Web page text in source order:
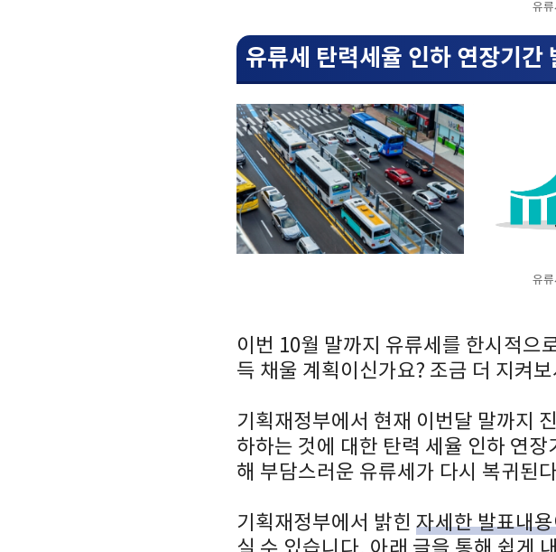
유
유류세 탄력세율 인하 연장기간
유
이번 10월 말까지 유류세를 한시적으
득 채울 계획이신가요? 조금 더 지켜
기획재정부에서 현재 이번달 말까지
하하는 것에 대한 탄력 세율 인하 연
해 부담스러운 유류세가 다시 복귀된
기획재정부에서 밝힌 자세한 발표내